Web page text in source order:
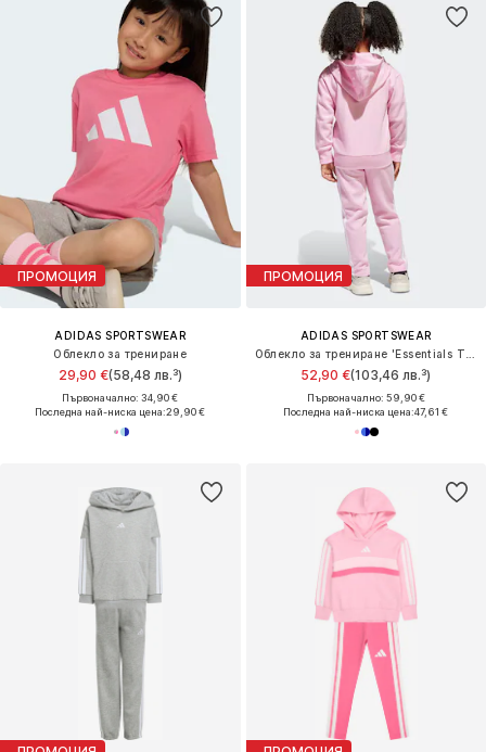
ПРОМОЦИЯ
ADIDAS SPORTSWEAR
Облекло за трениране
29,90 €(58,48 лв.³)
Първоначално: 34,90 €
Последна най-ниска цена:29,90 €
ПРОМОЦИЯ
ADIDAS SPORTSWEAR
52,90 €(103,46 лв.³)
Първоначално: 59,90 €
Последна най-ниска цена:47,61 €